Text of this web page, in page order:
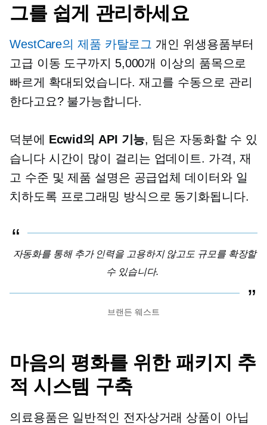
그를 쉽게 관리하세요
WestCare의 제품 카탈로그 개인 위생용품부터
고급 이동 도구까지 5,000개 이상의 품목으로
빠르게 확대되었습니다. 재고를 수동으로 관리
한다고요? 불가능합니다.
덕분에 Ecwid의 API 기능, 팀은 자동화할 수 있
습니다 시간이 많이 걸리는 업데이트. 가격, 재
고 수준 및 제품 설명은 공급업체 데이터와 일
치하도록 프로그래밍 방식으로 동기화됩니다.
자동화를 통해 추가 인력을 고용하지 않고도 규모를 확장할
수 있습니다.
브랜든 웨스트
마음의 평화를 위한 패키지 추
적 시스템 구축
의료용품은 일반적인 전자상거래 상품이 아닙